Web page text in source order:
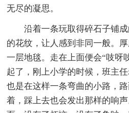
无尽的凝思。
沿着一条玩取得碎石子铺
的花纹，让人感到非同一般。
一层地毯。走在上面便会“吱呀
起了，刚上小学的时候，班主
也是在这样一条弯曲的小路，
着，踩上去也会发出那样的响